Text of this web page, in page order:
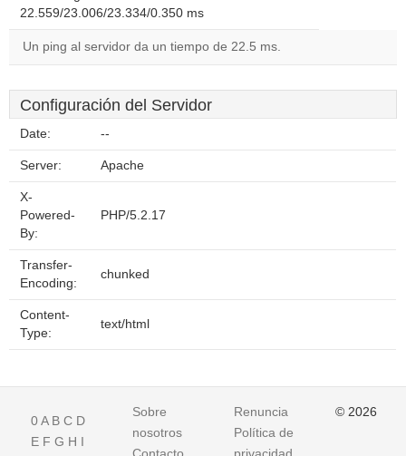
22.559/23.006/23.334/0.350 ms
Un ping al servidor da un tiempo de 22.5 ms.
Configuración del Servidor
Date: --
Server: Apache
X-
Powered-
By:
PHP/5.2.17
Transfer-
Encoding:
chunked
Content-
Type:
text/html
0A B C D
E F G H I
Sobre
nosotros
Renuncia
Política de
© 2026